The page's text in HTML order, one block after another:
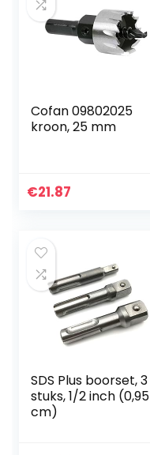
Cofan 09802025
kroon, 25 mm
€21.87
SDS Plus boorset, 3
stuks, 1/2 inch (0,95
cm)